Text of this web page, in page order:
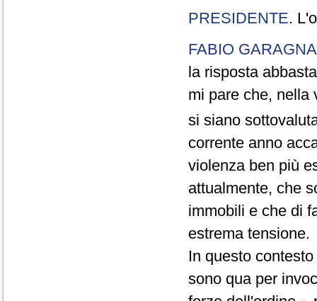
PRESIDENTE.
FABIO
la risposta
mi pare che, nella
si siano
corrente anno
violenza ben più
attualmente, che
immobili e che di
estrema tensione.
In questo
sono qua per